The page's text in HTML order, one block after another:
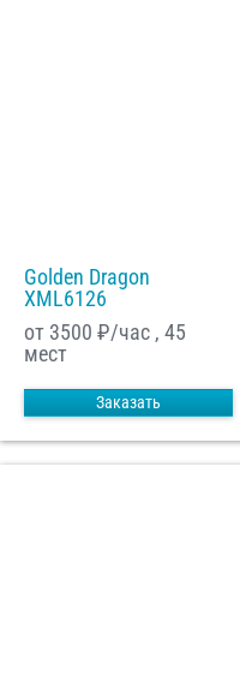
Golden Dragon
XML6126
от 3500 ₽/час , 45
мест
Заказать